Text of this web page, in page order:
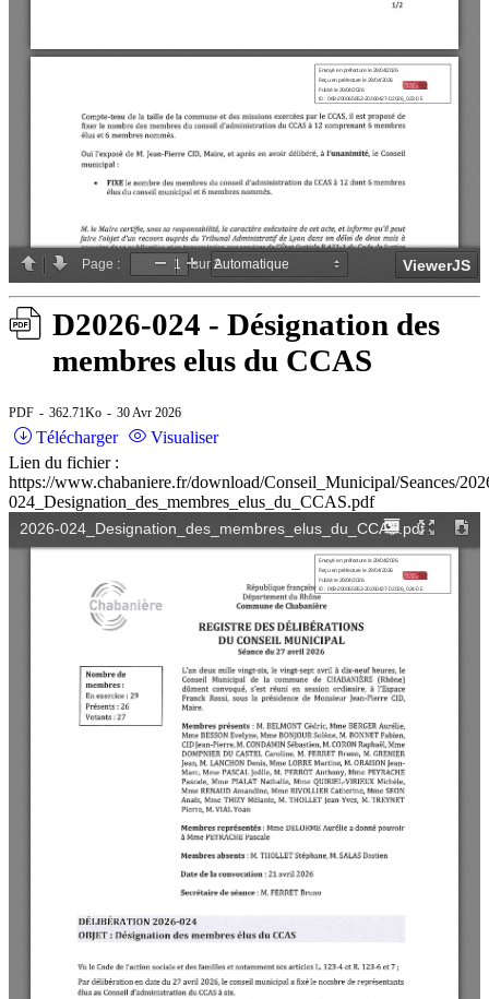
D2026-024 - Désignation des
membres elus du CCAS
PDF 362.71Ko 30 Avr 2026
Télécharger
Visualiser
Lien du fichier :
https://www.chabaniere.fr/download/Conseil_Municipal/Seances/
024_Designation_des_membres_elus_du_CCAS.pdf